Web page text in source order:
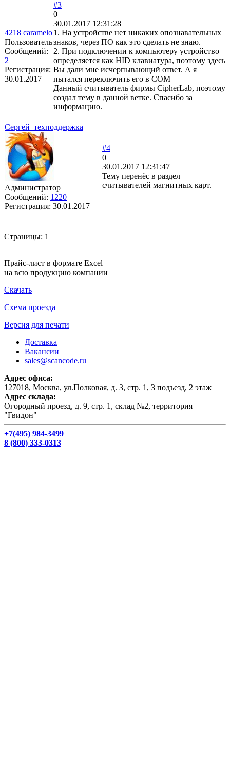
4218 caramelo
Пользователь
Сообщений:
2
Регистрация:
30.01.2017
#3
0
30.01.2017 12:31:28
1. На устройстве нет никаких опознавательных
знаков, через ПО как это сделать не знаю.
2. При подключении к компьютеру устройство
определяется как HID клавиатура, поэтому здесь
Вы дали мне исчерпывающий ответ. А я
пытался переключить его в COM
Данный считыватель фирмы CipherLab, поэтому
создал тему в данной ветке. Спасибо за
информацию.
Сергей_техподдержка
Администратор
Сообщений: 1220
Регистрация: 30.01.2017
#4
0
30.01.2017 12:31:47
Тему перенёс в раздел
считывателей магнитных карт.
Страницы: 1
Прайс-лист в формате Excel
на всю продукцию компании
Скачать
Схема проезда
Версия для печати
Доставка
Вакансии
sales@scancode.ru
Адрес офиса:
127018, Москва, ул.Полковая, д. 3, стр. 1, 3 подъезд, 2 этаж
Адрес склада:
Огородный проезд, д. 9, стр. 1, склад №2, территория
"Гвидон"
+7(495) 984-3499
8 (800) 333-0313